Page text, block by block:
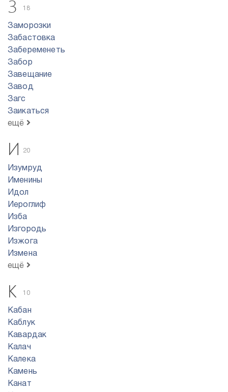
З 18
Заморозки
Забастовка
Забеременеть
Забор
Завещание
Завод
Загс
Заикаться
ещё
И 20
Изумруд
Именины
Идол
Иероглиф
Изба
Изгородь
Изжога
Измена
ещё
К 10
Кабан
Каблук
Кавардак
Калач
Калека
Камень
Канат